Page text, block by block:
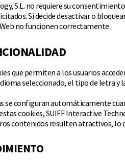
S.L. no requiere su
Si decide desactivar o
no funcionen correctamente.
que permiten a los usuarios
seleccionado, el tipo de letra y
se configuran automáticamente
cookies, SUIFF Interactive
contenidos resulten atractivos, lo